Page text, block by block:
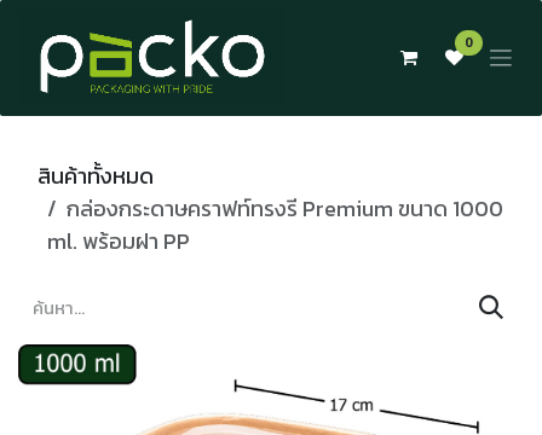
Skip to Content
0
สินค้าทั้งหมด
กล่องกระดาษคราฟท์ทรงรี Premium ขนาด 1000
ml. พร้อมฝา PP